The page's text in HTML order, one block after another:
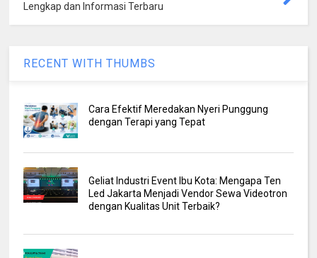
Lengkap dan Informasi Terbaru
RECENT WITH THUMBS
Cara Efektif Meredakan Nyeri Punggung
dengan Terapi yang Tepat
Geliat Industri Event Ibu Kota: Mengapa Ten
Led Jakarta Menjadi Vendor Sewa Videotron
dengan Kualitas Unit Terbaik?